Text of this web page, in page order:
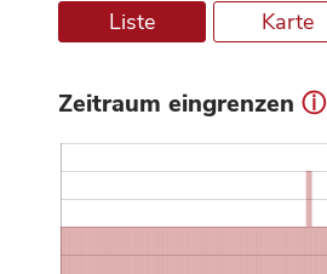
Liste Karte
Zeitraum eingrenzen ⓘ